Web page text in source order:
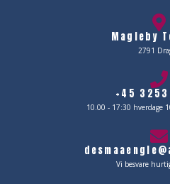
Magleby
2791
+45
10.00 - 17:30 hverdage
Vi besvare